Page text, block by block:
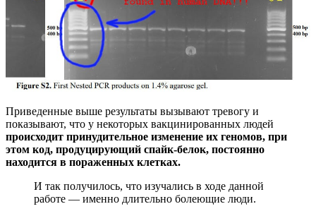
Приведенные выше результаты вызывают тревогу и
показывают, что у некоторых вакцинированных людей
происходит принудительное изменение их геномов, при
этом код, продуцирующий спайк-белок, постоянно
находится в пораженных клетках.
И так получилось, что изучались в ходе данной
работе — именно длительно болеющие люди.